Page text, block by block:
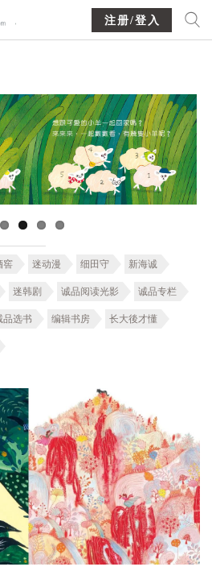
注册/登入
窖 迷动漫 细田守 新海诚
迷韩剧 诚品阅读光影 诚品专栏
品选书 编辑书房 长大後才懂